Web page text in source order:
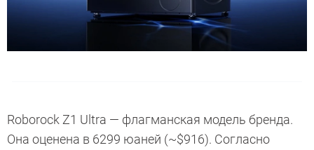
Roborock Z1 Ultra — флагманская модель бренда.
Она оценена в 6299 юаней (~$916). Согласно